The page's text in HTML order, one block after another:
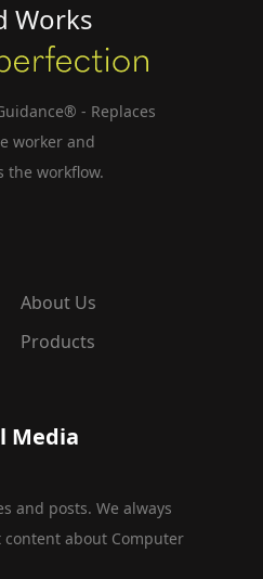
Works
- Replaces
worker and
the workflow.
About Us
Products
Media
and posts. We always
about Computer